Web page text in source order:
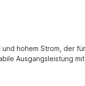
hohem Strom, der
Ausgangsleistung